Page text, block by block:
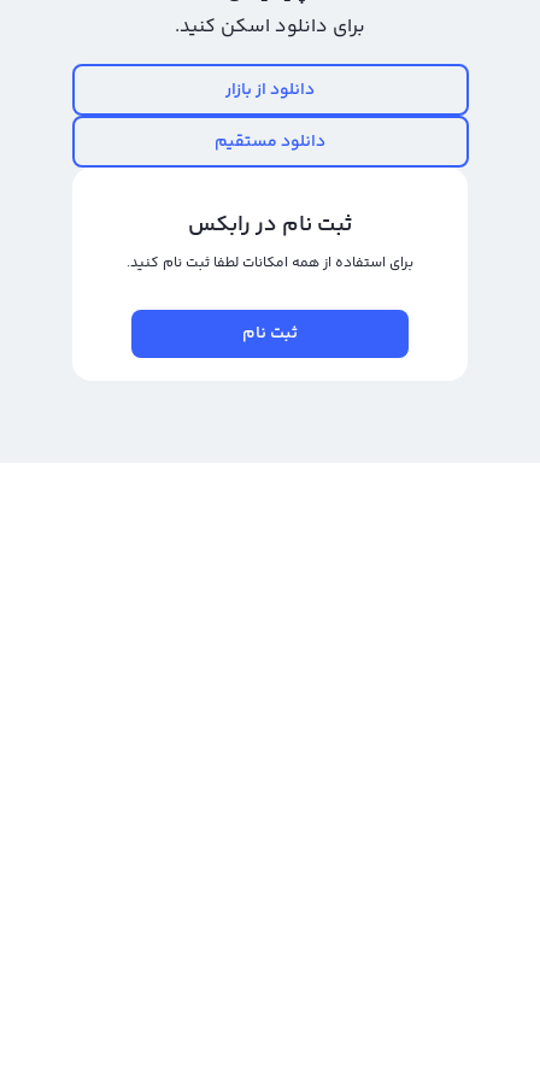
کوتاه مدت می‌دهد. در خرید و فروش ایکس هشتگ توجه به زمان و قیمت ورود و
شناخت بهترین زمان و قیمت برای خرید یا فروش آن است. ایکس هشتگ با نماد
XTAG در بازار ارزهای دیجیتال دنیا شناخته می‌شود و در حال حاضر قیمت بسیار
مناسبی دارد که سبب شده تا بسیاری از معامله‌گران و سرمایه‌گذاران به دنبال خرید و
برای خرید و فروش ایکس هشتگ با استفاده از صرافی ارز دیجیتال رالبکس می‌توانید
از دو نوع پلتفرم تبدیل سریع و معامله حرفه‌ای استفاده کنید. در پلتفرم تبدیل سریع
خود را به صرافی بفروشید یا آن را به دیگر ارزهای دیجیتال تبدیل کنید. در پنل معامله
برای دانلود اسکن کنید.
دانلود از بازار
دانلود مستقیم
ثبت نام در رابکس
برای استفاده از همه امکانات لطفا ثبت نام کنید.
ثبت نام